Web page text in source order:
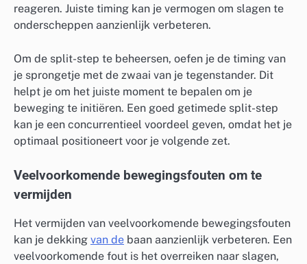
reageren. Juiste timing kan je vermogen om slagen te
onderscheppen aanzienlijk verbeteren.
Om de split-step te beheersen, oefen je de timing van
je sprongetje met de zwaai van je tegenstander. Dit
helpt je om het juiste moment te bepalen om je
beweging te initiëren. Een goed getimede split-step
kan je een concurrentieel voordeel geven, omdat het je
optimaal positioneert voor je volgende zet.
Veelvoorkomende bewegingsfouten om te
vermijden
Het vermijden van veelvoorkomende bewegingsfouten
kan je dekking van de baan aanzienlijk verbeteren. Een
veelvoorkomende fout is het overreiken naar slagen,